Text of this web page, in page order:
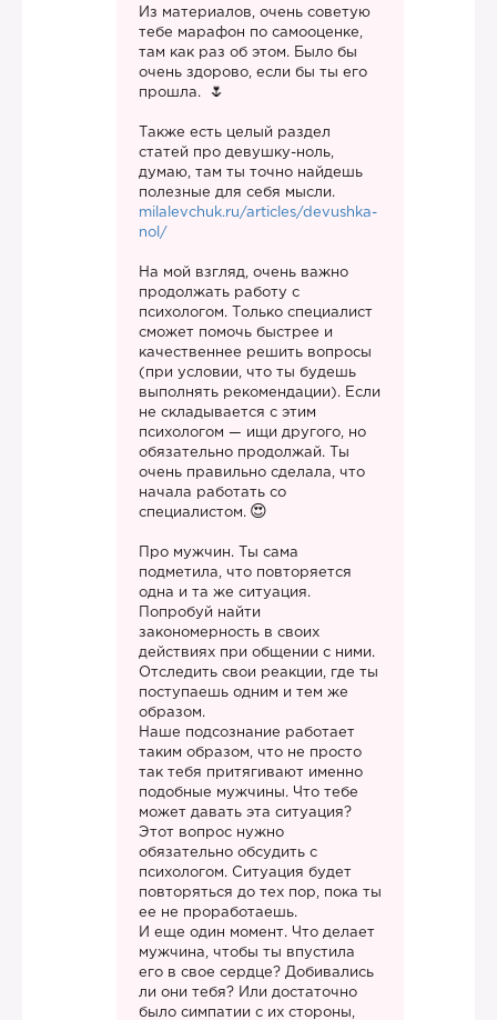
Из материалов, очень советую
тебе марафон по самооценке,
там как раз об этом. Было бы
очень здорово, если бы ты его
прошла.
Также есть целый раздел
статей про девушку-ноль,
думаю, там ты точно найдешь
полезные для себя мысли.
milalevchuk.ru/articles/devushka-
nol/
На мой взгляд, очень важно
продолжать работу с
психологом. Только специалист
сможет помочь быстрее и
качественнее решить вопросы
(при условии, что ты будешь
выполнять рекомендации). Если
не складывается с этим
психологом — ищи другого, но
обязательно продолжай. Ты
очень правильно сделала, что
начала работать со
специалистом.
Про мужчин. Ты сама
подметила, что повторяется
одна и та же ситуация.
Попробуй найти
закономерность в своих
действиях при общении с ними.
Отследить свои реакции, где ты
поступаешь одним и тем же
образом.
Наше подсознание работает
таким образом, что не просто
так тебя притягивают именно
подобные мужчины. Что тебе
может давать эта ситуация?
Этот вопрос нужно
обязательно обсудить с
психологом. Ситуация будет
повторяться до тех пор, пока ты
ее не проработаешь.
И еще один момент. Что делает
мужчина, чтобы ты впустила
его в свое сердце? Добивались
ли они тебя? Или достаточно
было симпатии с их стороны,